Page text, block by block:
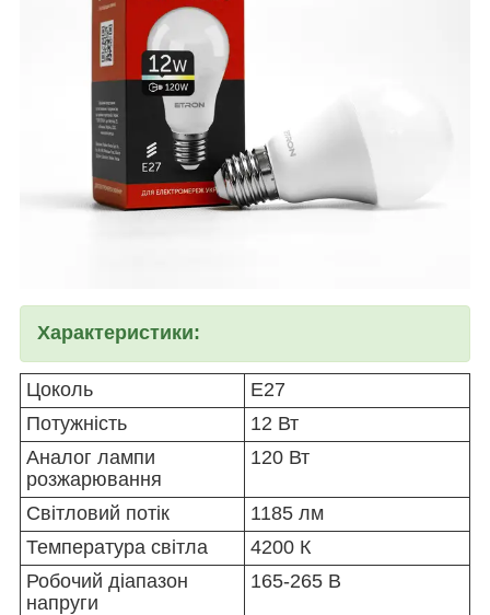
Характеристики:
Цоколь
Е27
Потужність
12 Вт
Аналог лампи
розжарювання
120 Вт
Світловий потік
1185 лм
Температура світла
4200 К
Робочий діапазон
напруги
165-265 В